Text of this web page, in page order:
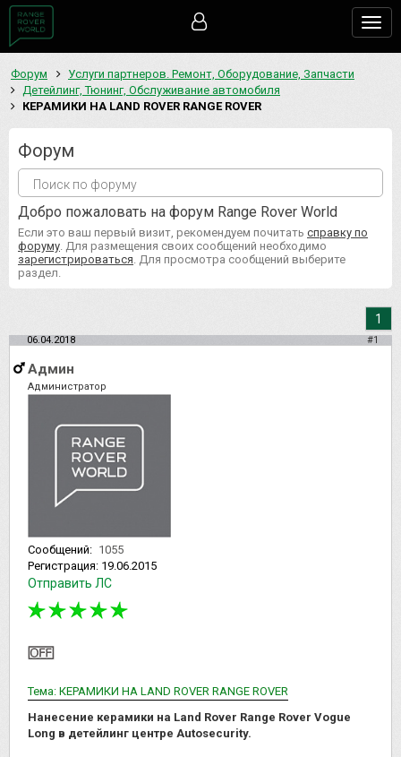
Форум
Услуги партнеров. Ремонт, Оборудование, Запчасти
Детейлинг, Тюнинг, Обслуживание автомобиля
КЕРАМИКИ НА LAND ROVER RANGE ROVER
Форум
Добро пожаловать на форум Range Rover World
Если это ваш первый визит, рекомендуем почитать справку по
форуму . Для размещения своих сообщений необходимо
зарегистрироваться . Для просмотра сообщений выберите
раздел.
1
06.04.2018 #1
Админ
Администратор
Сообщений: 1055
Регистрация: 19.06.2015
Отправить ЛС
Тема: КЕРАМИКИ НА LAND ROVER RANGE ROVER
Нанесение керамики на Land Rover Range Rover Vogue
Long в детейлинг центре Autosecurity.